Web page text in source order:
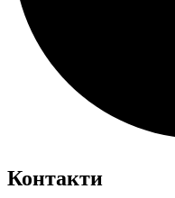
Контакти